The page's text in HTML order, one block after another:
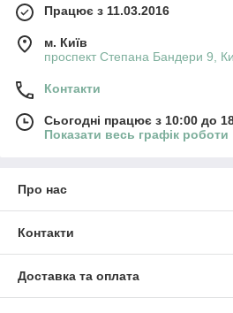
Працює з 11.03.2016
м. Київ
проспект Степана Бандери 9,
Контакти
Сьогодні працює з 10:00 до
Показати весь графік роботи
Про нас
Контакти
Доставка та оплата